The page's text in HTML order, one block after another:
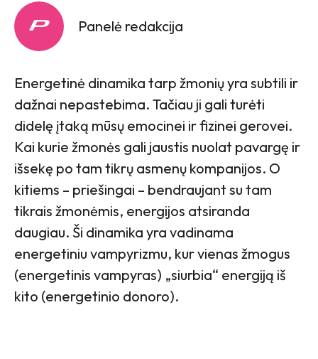
Panelė redakcija
Energetinė dinamika tarp žmonių yra subtili ir
dažnai nepastebima. Tačiau ji gali turėti
didelę įtaką mūsų emocinei ir fizinei gerovei.
Kai kurie žmonės gali jaustis nuolat pavargę ir
išsekę po tam tikrų asmenų kompanijos. O
kitiems – priešingai – bendraujant su tam
tikrais žmonėmis, energijos atsiranda
daugiau. Ši dinamika yra vadinama
energetiniu vampyrizmu, kur vienas žmogus
(energetinis vampyras) „siurbia“ energiją iš
kito (energetinio donoro).